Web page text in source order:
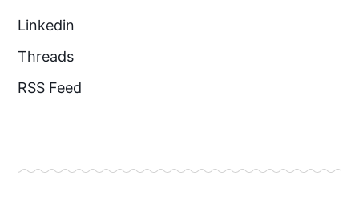
Linkedin
Threads
RSS Feed